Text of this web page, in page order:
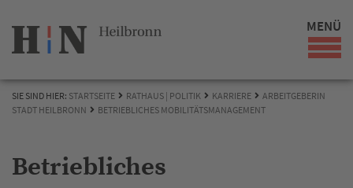
MENÜ
SIE SIND HIER: STARTSEITE RATHAUS | POLITIK KARRIERE
ARBEITGEBERIN
STADT HEILBRONN
BETRIEBLICHES MOBILITÄTSMANAGEMENT
Betriebliches